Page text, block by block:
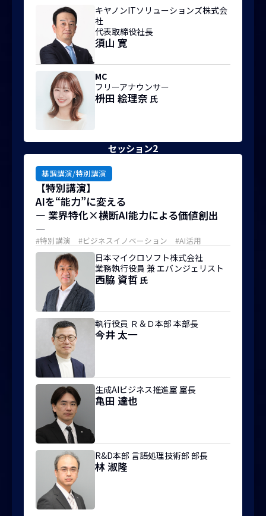
キヤノンITソリューションズ株式会
社
代表取締役社長
須山 寛
MC
フリーアナウンサー
枡田 絵理奈 氏
セッション2
基調講演/特別講演
【特別講演】
AIを“能力”に変える
― 業界特化×横断AI能力による価値創出
―
#特別講演 #ビジネスイノベーション #AI活用
日本マイクロソフト株式会社
業務執行役員 兼 エバンジェリスト
西脇 資哲氏
執行役員 Ｒ＆Ｄ本部 本部長
今井 太一
生成AIビジネス推進室 室長
亀田 達也
R&D本部 言語処理技術部 部長
林 淑隆